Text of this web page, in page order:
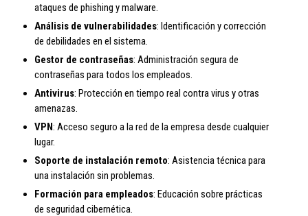
ataques de phishing y malware.
Análisis de vulnerabilidades: Identificación y corrección
de debilidades en el sistema.
Gestor de contraseñas: Administración segura de
contraseñas para todos los empleados.
Antivirus: Protección en tiempo real contra virus y otras
amenazas.
VPN: Acceso seguro a la red de la empresa desde cualquier
lugar.
Soporte de instalación remoto: Asistencia técnica para
una instalación sin problemas.
Formación para empleados: Educación sobre prácticas
de seguridad cibernética.